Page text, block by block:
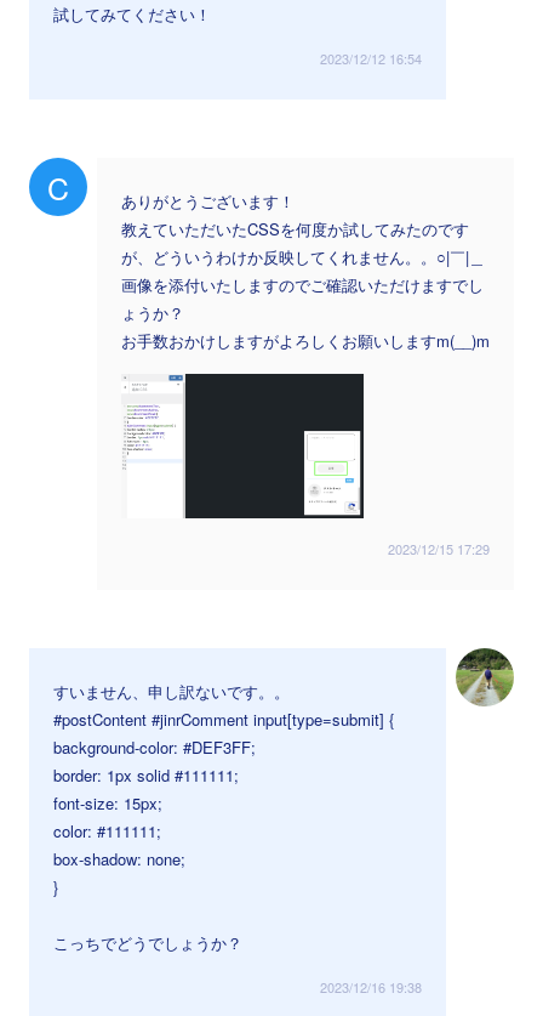
試してみてください！
2023/12/12 16:54
C
ありがとうございます！
教えていただいたCSSを何度か試してみたのです
が、どういうわけか反映してくれません。。○|￣|＿
画像を添付いたしますのでご確認いただけますでし
ょうか？
お手数おかけしますがよろしくお願いしますm(__)m
2023/12/15 17:29
すいません、申し訳ないです。。
#postContent #jinrComment input[type=submit] {
background-color: #DEF3FF;
border: 1px solid #111111;
font-size: 15px;
color: #111111;
box-shadow: none;
}
こっちでどうでしょうか？
2023/12/16 19:38